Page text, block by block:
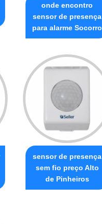
onde encontro
sensor de presença
para alarme Socorro
sensor de presença
sem fio preço Alto
de Pinheiros